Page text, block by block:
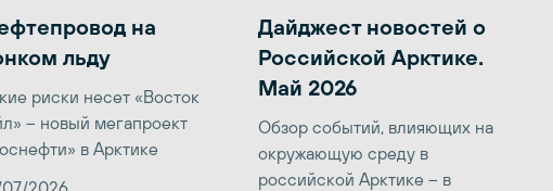
на
льду
риски несет «Восток
– новый мегапроект
в Арктике
Дайджест новостей о
Российской Арктике.
Май 2026
Обзор событий, влияющих на
окружающую среду в
российской Арктике – в